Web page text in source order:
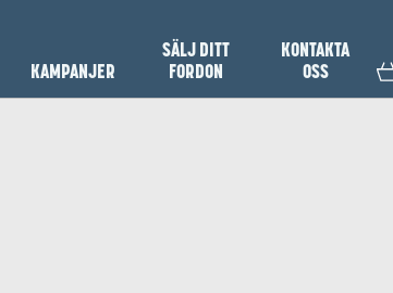
KAMPANJER
SÄLJ DITT
FORDON
KONTAKTA
OSS